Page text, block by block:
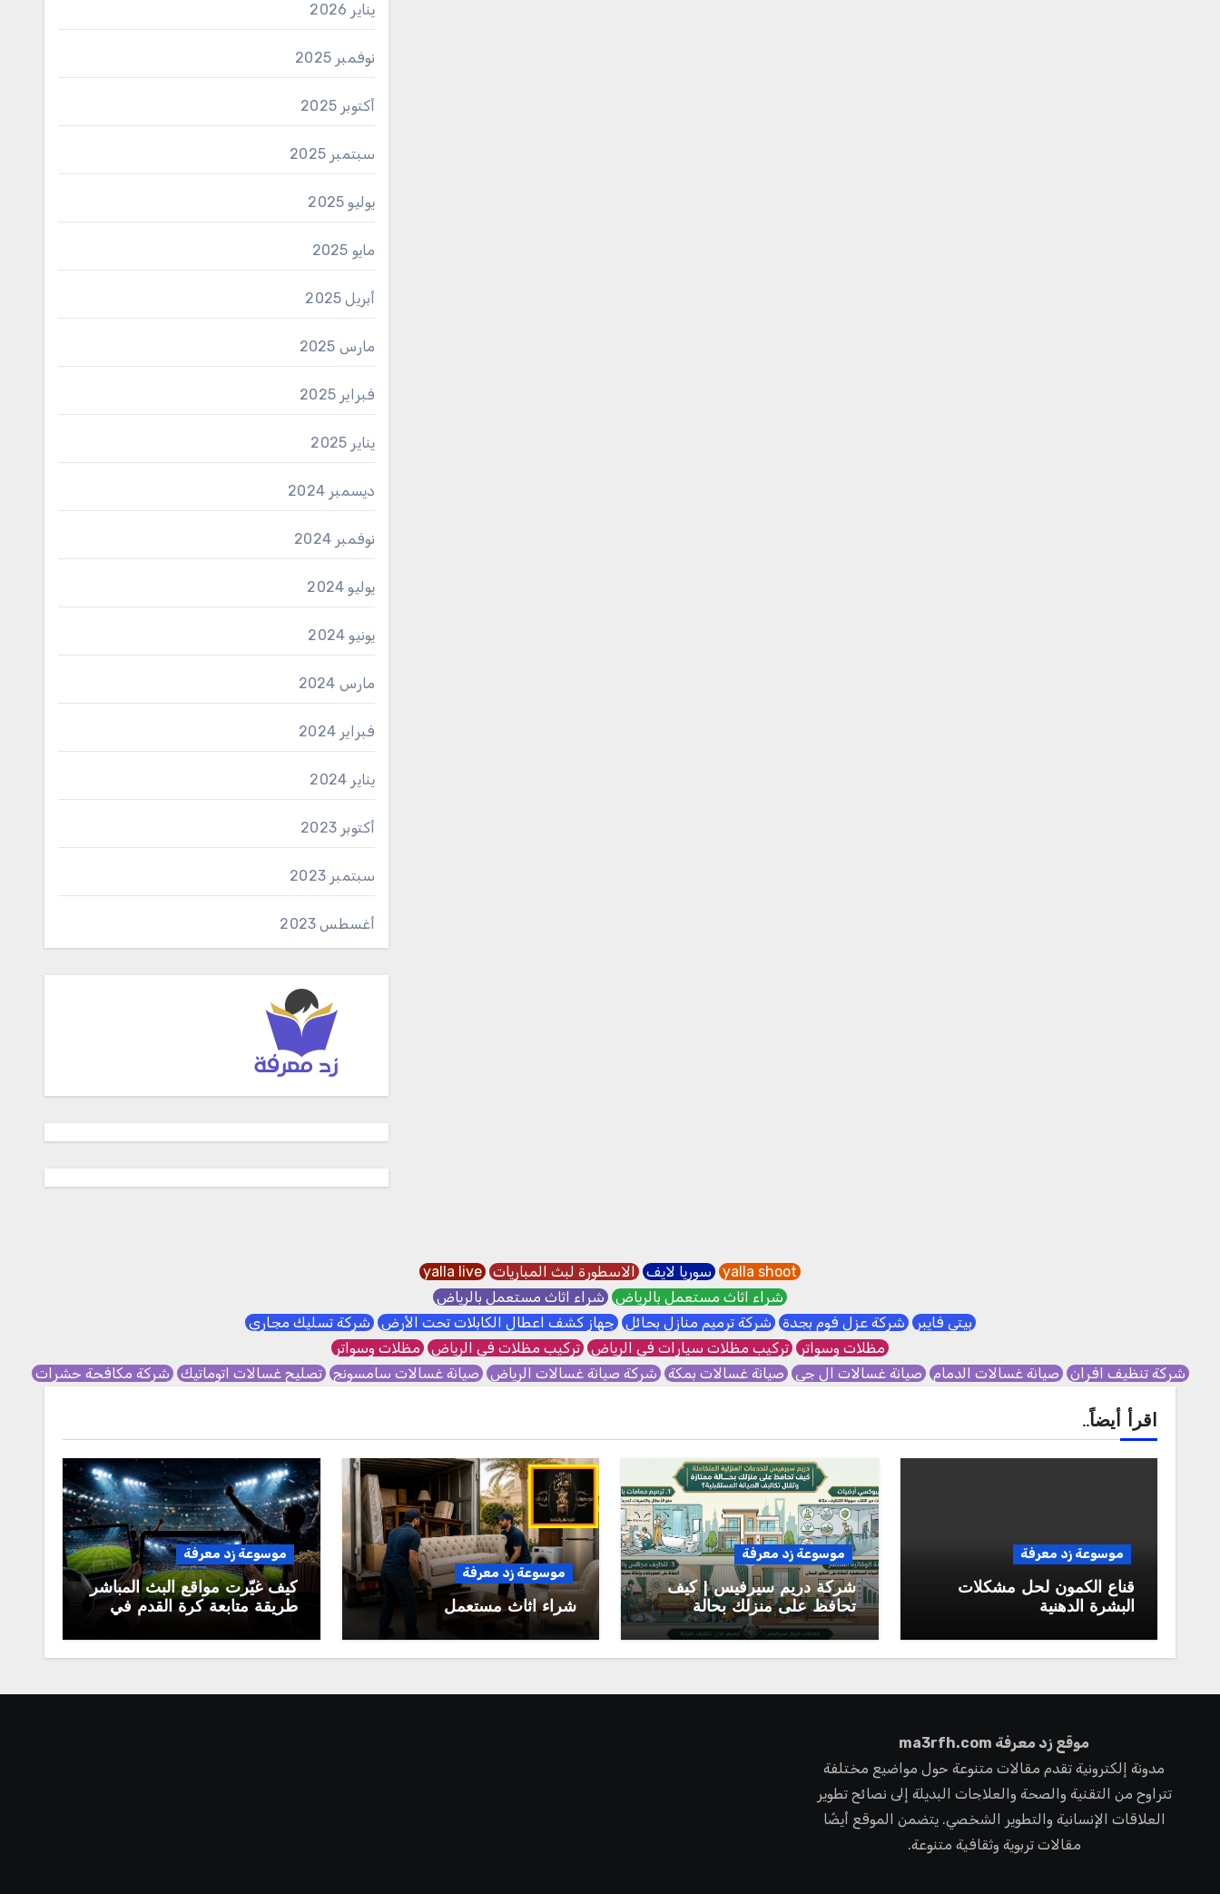
يناير 2026
نوفمبر 2025
أكتوبر 2025
سبتمبر 2025
يوليو 2025
مايو 2025
أبريل 2025
مارس 2025
فبراير 2025
يناير 2025
ديسمبر 2024
نوفمبر 2024
يوليو 2024
يونيو 2024
مارس 2024
فبراير 2024
يناير 2024
أكتوبر 2023
سبتمبر 2023
أغسطس 2023
yalla shoot سوريا لايف الاسطورة لبث المباريات yalla live
شراء اثاث مستعمل بالرياض شراء اثاث مستعمل بالرياض
بيتي فايبر شركة عزل فوم بجدة شركة ترميم منازل بحائل جهاز كشف اعطال الكابلات تحت الأرض شركة تسليك مجاري
مظلات وسواتر تركيب مظلات سيارات في الرياض تركيب مظلات في الرياض مظلات وسواتر
شركة تنظيف افران صيانة غسالات الدمام صيانة غسالات ال جي صيانة غسالات بمكة شركة صيانة غسالات الرياض صيانة غسالات سامسونج تصليح غسالات اتوماتيك شركة مكافحة حشرات
اقرأ أيضاً..
موسوعة زد معرفة
قناع الكمون لحل مشكلات
البشرة الدهنية
موسوعة زد معرفة
شركة دريم سيرفيس | كيف
تحافظ على منزلك بحالة
ممتازة وتقلل تكاليف الصيانة
المستقبلية؟
موسوعة زد معرفة
شراء اثاث مستعمل
موسوعة زد معرفة
كيف غيّرت مواقع البث المباشر
طريقة متابعة كرة القدم في
موقع زد معرفة ma3rfh.com
مدونة إلكترونية تقدم مقالات متنوعة حول مواضيع مختلفة
تتراوح من التقنية والصحة والعلاجات البديلة إلى نصائح تطوير
العلاقات الإنسانية والتطوير الشخصي. يتضمن الموقع أيضًا
مقالات تربوية وثقافية متنوعة.